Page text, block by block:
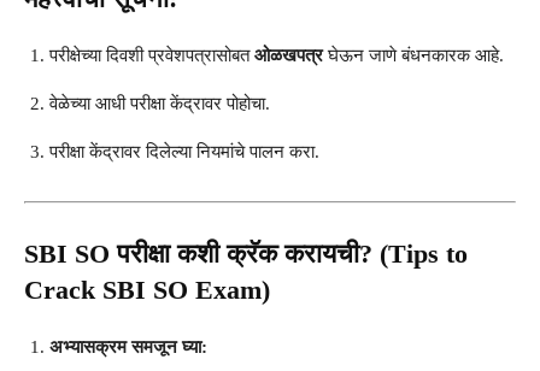
परीक्षेच्या दिवशी प्रवेशपत्रासोबतओळखपत्रघेऊन जाणे बंधनकारक आहे.
वेळेच्या आधी परीक्षा केंद्रावर पोहोचा.
परीक्षा केंद्रावर दिलेल्या नियमांचे पालन करा.
SBI SO परीक्षा कशी क्रॅक करायची? (Tips to
Crack SBI SO Exam)
अभ्यासक्रम समजून घ्या: